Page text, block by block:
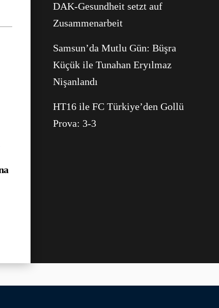
DAK-Gesundheit setzt auf
Zusammenarbeit
Samsun’da Mutlu Gün: Büşra
Küçük ile Tunahan Eryılmaz
Nişanlandı
HT16 ile FC Türkiye’den Gollü
Prova: 3-3